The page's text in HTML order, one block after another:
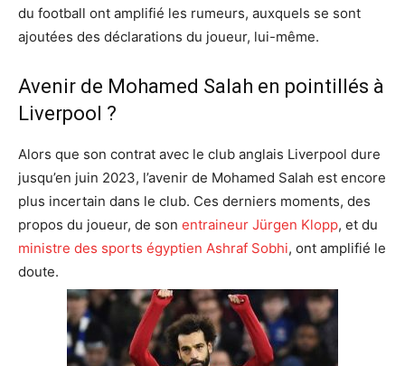
du football ont amplifié les rumeurs, auxquels se sont
ajoutées des déclarations du joueur, lui-même.
Avenir de Mohamed Salah en pointillés à
Liverpool ?
Alors que son contrat avec le club anglais Liverpool dure
jusqu’en juin 2023, l’avenir de Mohamed Salah est encore
plus incertain dans le club. Ces derniers moments, des
propos du joueur, de son entraineur Jürgen Klopp, et du
ministre des sports égyptien Ashraf Sobhi, ont amplifié le
doute.